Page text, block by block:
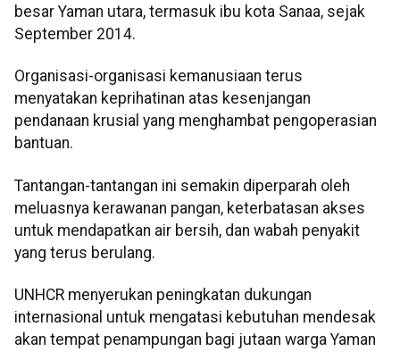
besar Yaman utara, termasuk ibu kota Sanaa, sejak
September 2014.
Organisasi-organisasi kemanusiaan terus
menyatakan keprihatinan atas kesenjangan
pendanaan krusial yang menghambat pengoperasian
bantuan.
Tantangan-tantangan ini semakin diperparah oleh
meluasnya kerawanan pangan, keterbatasan akses
untuk mendapatkan air bersih, dan wabah penyakit
yang terus berulang.
UNHCR menyerukan peningkatan dukungan
internasional untuk mengatasi kebutuhan mendesak
akan tempat penampungan bagi jutaan warga Yaman